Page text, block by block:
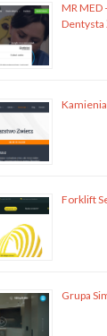
MR MED
Dentysta
Forklift
Grupa